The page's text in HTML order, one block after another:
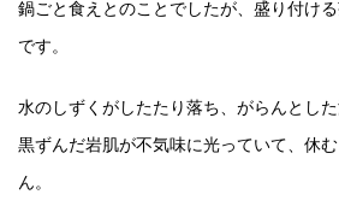
鍋ごと食えとのことでしたが、盛り付け
です。
水のしずくがしたたり落ち、がらんとし
黒ずんだ岩肌が不気味に光っていて、休
ん。